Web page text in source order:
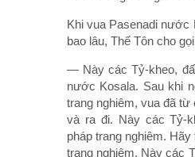
Khi vua Pasenadi nước
bao lâu, Thế Tôn cho
— Này các Tỷ-kheo,
nước Kosala. Sau khi
trang nghiêm, vua đã từ
và ra đi. Này các Tỷ-
pháp trang nghiêm.
trang nghiêm. Này các